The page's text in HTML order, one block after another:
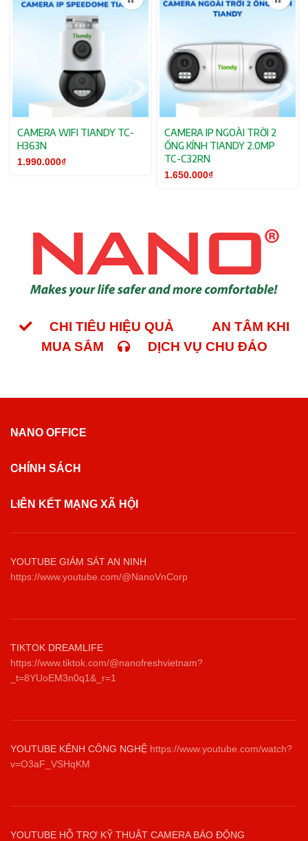
CAMERA WIFI TIANDY TC-
H363N
1.990.000₫
CAMERA IP NGOÀI TRỜI 2
ỐNG KÍNH TIANDY 2.0MP
TC-C32RN
1.650.000₫
CHI TIÊU HIỆU QUẢ
AN TÂM KHI
MUA SẮM
DỊCH VỤ CHU ĐÁO
NANO OFFICE
CHÍNH SÁCH
LIÊN KẾT MẠNG XÃ HỘI
YOUTUBE GIÁM SÁT AN NINH
https://www.youtube.com/@NanoVnCorp
TIKTOK DREAMLIFE
https://www.tiktok.com/@nanofreshvietnam?
_t=8YUoEM3n0q1&_r=1
YOUTUBE KÊNH CÔNG NGHỆ https://www.youtube.com/watch?
v=O3aF_VSHqKM
YOUTUBE HỖ TRỢ KỸ THUẬT CAMERA BÁO ĐỘNG